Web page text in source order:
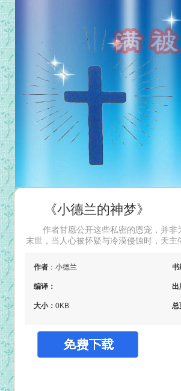
《小德兰的神梦》
作者甘愿公开这些私密的恩宠，并
末世，当人心被怀疑与冷漠侵蚀时，天
作者 ：小德兰 书
编译： 出
大小： 0KB 总